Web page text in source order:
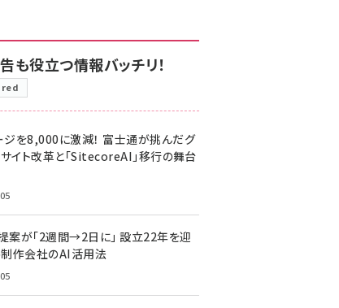
も役立つ情報バッチリ！
を8,000に激減！ 富士通が挑んだグ
イト改革と「SitecoreAI」移行の舞台
案が「2週間→2日に」 設立22年を迎
作会社のAI活用法